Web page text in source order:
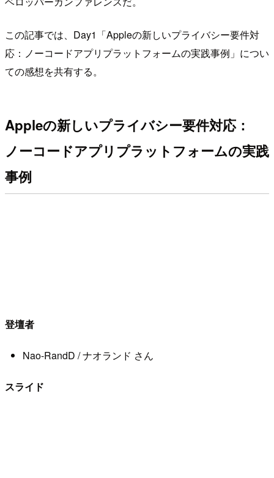
この記事では、Day1「Appleの新しいプライバシー要件対
応：ノーコードアプリプラットフォームの実践事例」につい
ての感想を共有する。
Appleの新しいプライバシー要件対応：
ノーコードアプリプラットフォームの実践
事例
登壇者
Nao-RandD / ナオランド さん
スライド